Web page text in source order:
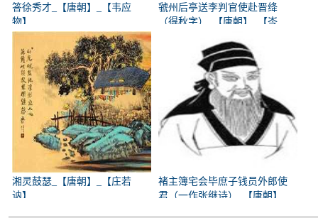
答徐秀才_【唐朝】_【韦应
物】
虢州后亭送李判官使赴晋绛
（得秋字）_【唐朝】_【岑
湘灵鼓瑟_【唐朝】_【庄若
讷】
褚主簿宅会毕庶子钱员外郎使
君（一作张继诗）_【唐朝】